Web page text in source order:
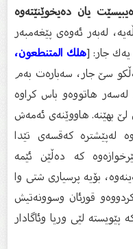
یان دەیخوێنێتەوە
لەبەر ئەوەی پێغەمبەر
جار: [هلك المتنطعون،
سێ جار، سەبارەت بەم
هاتووەو باس كراوە
بهێنە. هاووێنەی ئەمەش
لەپێشترە كەقسەی تێدا
كە دەڵێن ئێمە
بۆیە پرسیاری شتی وا
قورئان وسوونەتیش
لێی وریا وئاگادار